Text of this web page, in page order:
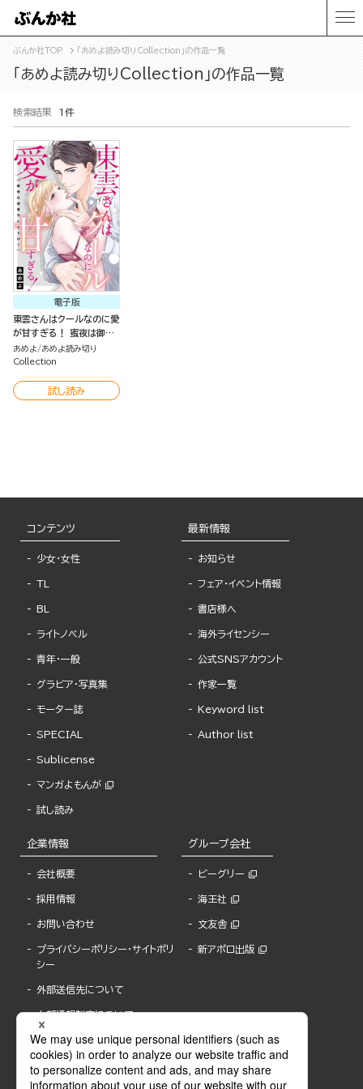
ぶんか社TOP 「あめよ読み切りCollection」の作品一覧
「あめよ読み切りCollection」の作品一覧
検索結果 1件
電子版
東雲さんはクールなのに愛
が甘すぎる！ 蜜夜は御曹
司にとろけて（単話版）
あめよ
あめよ読み切り
Collection
試し読み
コンテンツ
少女・女性
TL
BL
ライトノベル
青年・一般
グラビア・写真集
モーター誌
SPECIAL
Sublicense
マンガよもんが
試し読み
最新情報
お知らせ
フェア・イベント情報
書店様へ
海外ライセンシー
公式SNSアカウント
作家一覧
Keyword list
Author list
企業情報
会社概要
採用情報
お問い合わせ
プライバシーポリシー・サイトポリ
シー
外部送信先について
内部通報制度について
グループ会社
ビーグリー
海王社
文友舎
新アポロ出版